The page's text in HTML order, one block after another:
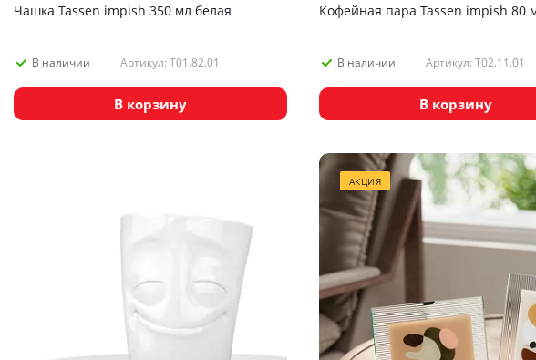
Чашка Tassen impish 350 мл белая
В наличии Артикул: T01.82.01
В корзину
Кофейная пара Tassen impish 80
В наличии Артикул: T02.11.01
В корзину
АКЦИЯ